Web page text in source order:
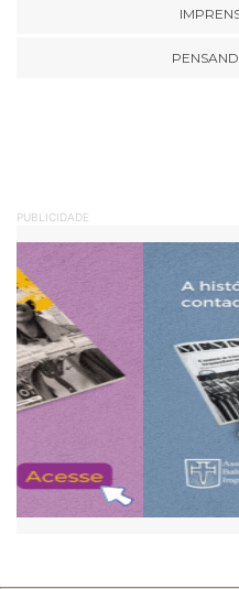
PUBLICIDADE